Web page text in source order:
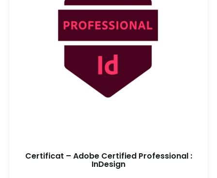
Certificat – Adobe Certified Professional :
InDesign